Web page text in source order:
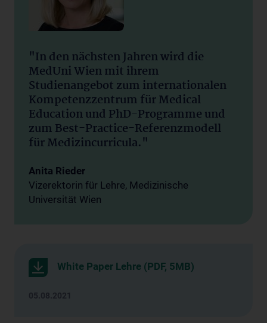
"In den nächsten Jahren wird die
MedUni Wien mit ihrem
Studienangebot zum internationalen
Kompetenzzentrum für Medical
Education und PhD-Programme und
zum Best-Practice-Referenzmodell
für Medizincurricula."
Anita Rieder
Vizerektorin für Lehre, Medizinische
Universität Wien
White Paper Lehre (PDF, 5MB)
05.08.2021